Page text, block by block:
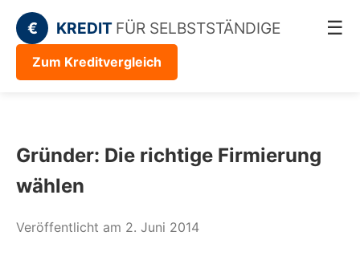
€ KREDIT FÜR SELBSTSTÄNDIGE ☰
Zum Kreditvergleich
Gründer: Die richtige Firmierung
wählen
Veröffentlicht am 2. Juni 2014